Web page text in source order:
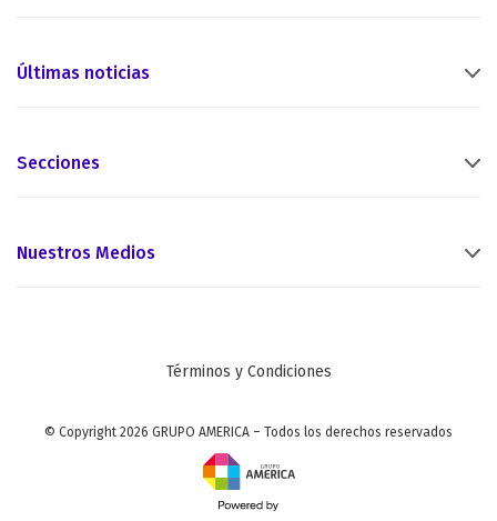
Últimas noticias
Secciones
Nuestros Medios
Términos y Condiciones
© Copyright 2026 GRUPO AMERICA – Todos los derechos reservados